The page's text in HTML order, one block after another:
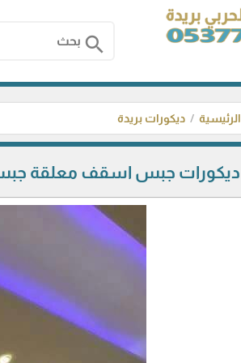
search
الرئيسية ديكورات بريدة
ديكورات جبس اسقف معلقة